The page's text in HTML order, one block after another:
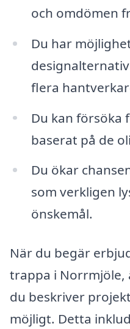
och omdömen
Du har
flera
Du kan försöka
baserat på de
Du ökar
som verkligen
önskemål.
När du begär
trappa i Norrmjöle,
du beskriver
möjligt. Detta